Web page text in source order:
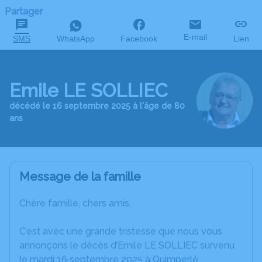
Partager
SMS WhatsApp Facebook E-mail Lien
Emile LE SOLLIEC
décédé le 16 septembre 2025 à l'âge de 80
ans
Message de la famille
Chère famille, chers amis,
C’est avec une grande tristesse que nous vous
annonçons le décès d’Emile LE SOLLIEC survenu
le mardi 16 septembre 2025 à Quimperlé.